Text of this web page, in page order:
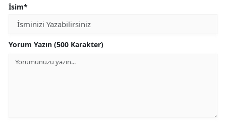
İsim*
Yorum Yazın (500 Karakter)